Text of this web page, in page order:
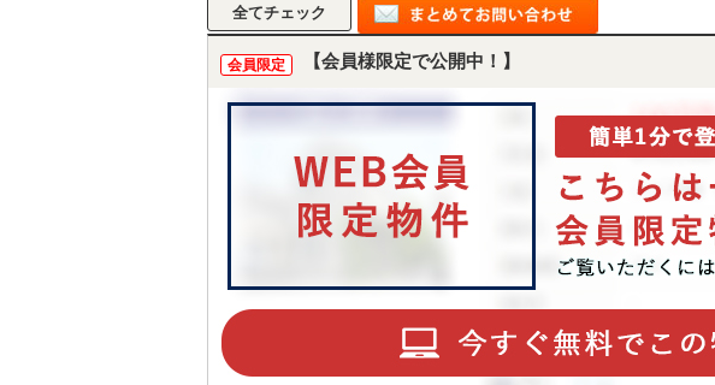
会員限定 【会員様限定で公開中！】